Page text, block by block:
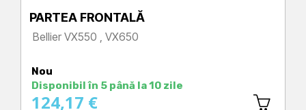
PARTEA FRONTALĂ
Bellier VX550 , VX650
Nou
Disponibil în 5 până la 10 zile
124,17 €